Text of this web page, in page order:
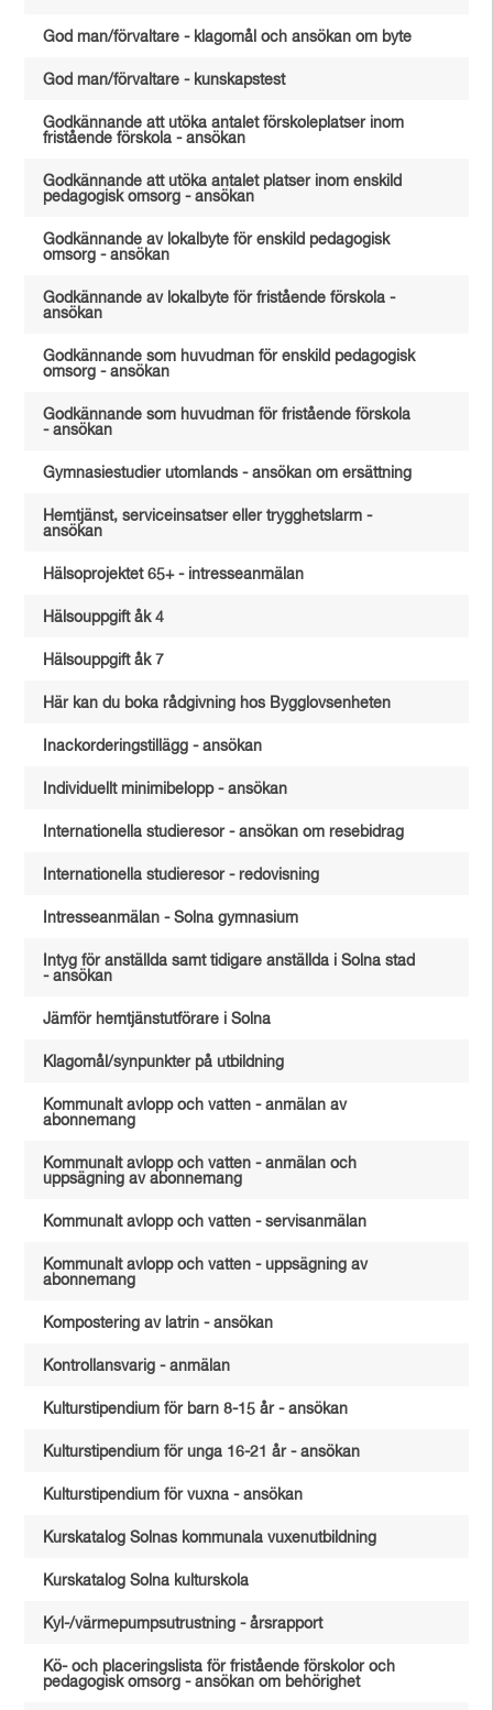
God man/förvaltare - klagomål och ansökan om byte
God man/förvaltare - kunskapstest
Godkännande att utöka antalet förskoleplatser inom
fristående förskola - ansökan
Godkännande att utöka antalet platser inom enskild
pedagogisk omsorg - ansökan
Godkännande av lokalbyte för enskild pedagogisk
omsorg - ansökan
Godkännande av lokalbyte för fristående förskola -
ansökan
Godkännande som huvudman för enskild pedagogisk
omsorg - ansökan
Godkännande som huvudman för fristående förskola
- ansökan
Gymnasiestudier utomlands - ansökan om ersättning
Hemtjänst, serviceinsatser eller trygghetslarm -
ansökan
Hälsoprojektet 65+ - intresseanmälan
Hälsouppgift åk 4
Hälsouppgift åk 7
Här kan du boka rådgivning hos Bygglovsenheten
Inackorderingstillägg - ansökan
Individuellt minimibelopp - ansökan
Internationella studieresor - ansökan om resebidrag
Internationella studieresor - redovisning
Intresseanmälan - Solna gymnasium
Intyg för anställda samt tidigare anställda i Solna stad
- ansökan
Jämför hemtjänstutförare i Solna
Klagomål/synpunkter på utbildning
Kommunalt avlopp och vatten - anmälan av
abonnemang
Kommunalt avlopp och vatten - anmälan och
uppsägning av abonnemang
Kommunalt avlopp och vatten - servisanmälan
Kommunalt avlopp och vatten - uppsägning av
abonnemang
Kompostering av latrin - ansökan
Kontrollansvarig - anmälan
Kulturstipendium för barn 8-15 år - ansökan
Kulturstipendium för unga 16-21 år - ansökan
Kulturstipendium för vuxna - ansökan
Kurskatalog Solnas kommunala vuxenutbildning
Kurskatalog Solna kulturskola
Kyl-/värmepumpsutrustning - årsrapport
Kö- och placeringslista för fristående förskolor och
pedagogisk omsorg - ansökan om behörighet